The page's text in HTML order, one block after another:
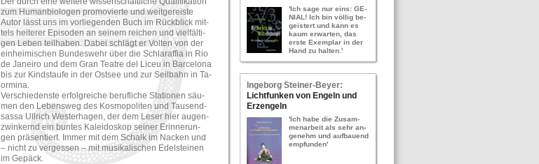
'Ich sage nur eins: GE­
NI­AL! Ich bin völ­lig be­
geis­tert und kann es
kaum er­war­ten, das
erste Ex­em­plar in der
Hand zu hal­ten.'
In­ge­borg Stei­ner-​Bey­er:
Licht­fun­ken von En­geln und
Erz­en­geln
'Ich habe die Zu­sam­
men­ar­beit als sehr an­
ge­nehm und auf­bau­end
emp­fun­den'
zum Hum­an­bio­lo­gen pro­mo­vier­te und weit­ge­reis­te
Autor lässt uns im vor­lie­gen­den Buch im Rück­blick mit­
tels hei­te­rer Epi­so­den an sei­nem rei­chen und viel­fäl­ti­
gen Leben teil­ha­ben. Dabei schlägt er Vol­ten von der
ein­hei­mi­schen Bun­des­wehr über die Schla­raf­fia in Rio
de Ja­nei­ro und dem Gran Teat­re del Liceu in Bar­ce­lo­na
bis zur Kinds­tau­fe in der Ost­see und zur Seil­bahn in Ta­
or­mi­na.
Ver­schie­dens­te er­folg­rei­che be­ruf­li­che Sta­tio­nen säu­
men den Le­bens­weg des Kos­mo­po­li­ten und Tau­send­
sas­sa Ull­rich Wes­t­er­ha­gen, der dem Leser hier au­gen­
zwin­kernd ein bun­tes Ka­lei­do­skop sei­ner Er­in­ne­run­
gen prä­sen­tiert. Immer mit dem Schalk im Na­cken und
– nicht zu ver­ges­sen – mit mu­si­ka­li­schen Edel­stei­nen
im Ge­päck.